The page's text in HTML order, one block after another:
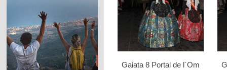
Gaiata 8 Portal de l´Om